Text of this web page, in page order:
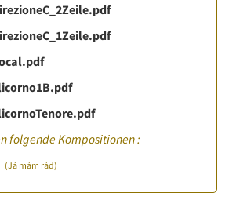
folgende Kompositionen :
(Já mám rád)